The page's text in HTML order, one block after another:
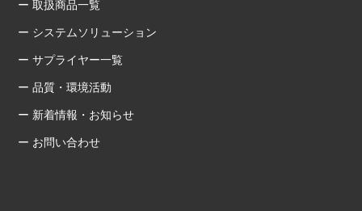
ー 取扱商品一覧
ー システムソリューション
ー サプライヤー一覧
ー 品質・環境活動
ー 新着情報・お知らせ
ー お問い合わせ